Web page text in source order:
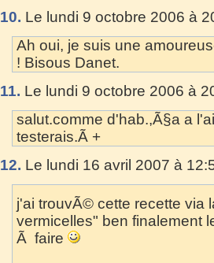
10. Le lundi 9 octobre 2006 à
Ah oui, je suis une
! Bisous Danet.
11. Le lundi 9 octobre 2006 à
salut.comme d'hab.,Ã§a a
testerais.Ã +
12. Le lundi 16 avril 2007 à
j'ai trouvÃ© cette recette via
vermicelles" ben finalement
Ã faire